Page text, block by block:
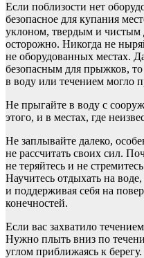
Если поблизости нет
безопасное для купания
уклоном, твердым и чистым
осторожно. Никогда не
не оборудованных местах.
безопасным для прыжков, то
в воду или течением могло
Не прыгайте в воду с
этого, и в местах, где
Не заплывайте далеко,
не рассчитать своих сил.
не теряйтесь и не
Научитесь отдыхать на
и поддерживая себя на
конечностей.
Если вас захватило
Нужно плыть вниз по
углом приближаясь к берегу.